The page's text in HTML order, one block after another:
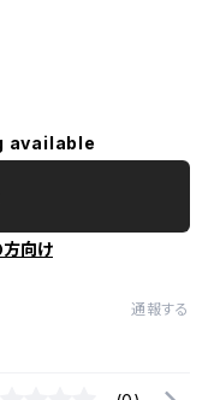
available
向け
通報する